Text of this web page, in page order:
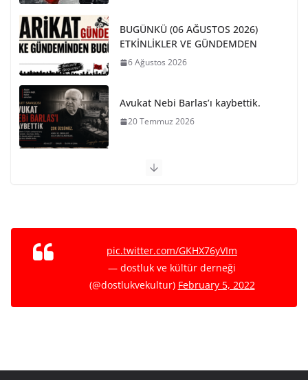
BUGÜNKÜ (06 AĞUSTOS 2026)
ETKİNLİKLER VE GÜNDEMDEN
6 Ağustos 2026
Avukat Nebi Barlas’ı kaybettik.
20 Temmuz 2026
PARİS KOMÜNÜ SON BARİKAT
15 Mayıs 2026
pic.twitter.com/GKHX76yVIm
— dostluk ve kültür derneği
(@dostlukvekultur) February 5, 2022